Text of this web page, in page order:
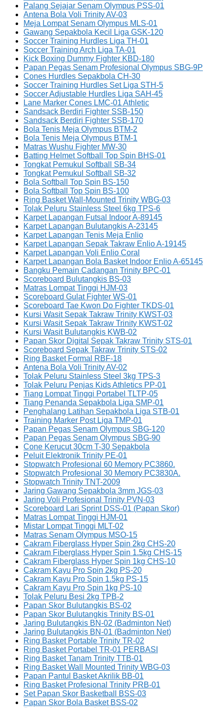
Palang Sejajar Senam Olympus PSS-01
Antena Bola Voli Trinity AV-03
Meja Lompat Senam Olympus MLS-01
Gawang Sepakbola Kecil Liga GSK-120
Soccer Training Hurdles Liga TH-01
Soccer Training Arch Liga TA-01
Kick Boxing Dummy Fighter KBD-180
Papan Pegas Senam Profesional Olympus SBG-9P
Cones Hurdles Sepakbola CH-30
Soccer Training Hurdles Set Liga STH-5
Soccer Adjustable Hurdles Liga SAH-45
Lane Marker Cones LMC-01 Athletic
Sandsack Berdiri Fighter SSB-150
Sandsack Berdiri Fighter SSB-170
Bola Tenis Meja Olympus BTM-2
Bola Tenis Meja Olympus BTM-1
Matras Wushu Fighter MW-30
Batting Helmet Softball Top Spin BHS-01
Tongkat Pemukul Softball SB-34
Tongkat Pemukul Softball SB-32
Bola Softball Top Spin BS-150
Bola Softball Top Spin BS-100
Ring Basket Wall-Mounted Trinity WBG-03
Tolak Peluru Stainless Steel 6kg TPS-6
Karpet Lapangan Futsal Indoor A-89145
Karpet Lapangan Bulutangkis A-23145
Karpet Lapangan Tenis Meja Enlio
Karpet Lapangan Sepak Takraw Enlio A-19145
Karpet Lapangan Voli Enlio Coral
Karpet Lapangan Bola Basket Indoor Enlio A-65145
Bangku Pemain Cadangan Trinity BPC-01
Scoreboard Bulutangkis BS-03
Matras Lompat Tinggi HJM-03
Scoreboard Gulat Fighter WS-01
Scoreboard Tae Kwon Do Fighter TKDS-01
Kursi Wasit Sepak Takraw Trinity KWST-03
Kursi Wasit Sepak Takraw Trinity KWST-02
Kursi Wasit Bulutangkis KWB-02
Papan Skor Digital Sepak Takraw Trinity STS-01
Scoreboard Sepak Takraw Trinity STS-02
Ring Basket Formal RBF-18
Antena Bola Voli Trinity AV-02
Tolak Peluru Stainless Steel 3kg TPS-3
Tolak Peluru Penjas Kids Athletics PP-01
Tiang Lompat Tinggi Portabel TLTP-05
Tiang Penanda Sepakbola Liga SMP-01
Penghalang Latihan Sepakbola Liga STB-01
Training Marker Post Liga TMP-01
Papan Pegas Senam Olympus SBG-120
Papan Pegas Senam Olympus SBG-90
Cone Kerucut 30cm T-30 Sepakbola
Peluit Elektronik Trinity PE-01
Stopwatch Profesional 60 Memory PC3860.
Stopwatch Profesional 30 Memory PC3830A.
Stopwatch Trinity TNT-2009
Jaring Gawang Sepakbola 3mm JGS-03
Jaring Voli Profesional Trinity PVN-03
Scoreboard Lari Sprint DSS-01 (Papan Skor)
Matras Lompat Tinggi HJM-01
Mistar Lompat Tinggi MLT-02
Matras Senam Olympus MSO-15
Cakram Fiberglass Hyper Spin 2kg CHS-20
Cakram Fiberglass Hyper Spin 1.5kg CHS-15
Cakram Fiberglass Hyper Spin 1kg CHS-10
Cakram Kayu Pro Spin 2kg PS-20
Cakram Kayu Pro Spin 1.5kg PS-15
Cakram Kayu Pro Spin 1kg PS-10
Tolak Peluru Besi 2kg TPB-2
Papan Skor Bulutangkis BS-02
Papan Skor Bulutangkis Trinity BS-01
Jaring Bulutangkis BN-02 (Badminton Net)
Jaring Bulutangkis BN-01 (Badminton Net)
Ring Basket Portable Trinity TR-02
Ring Basket Portabel TR-01 PERBASI
Ring Basket Tanam Trinity TTB-01
Ring Basket Wall Mounted Trinity WBG-03
Papan Pantul Basket Akrilik BB-01
Ring Basket Profesional Trinity PRB-01
Set Papan Skor Basketball BSS-03
Papan Skor Bola Basket BSS-02